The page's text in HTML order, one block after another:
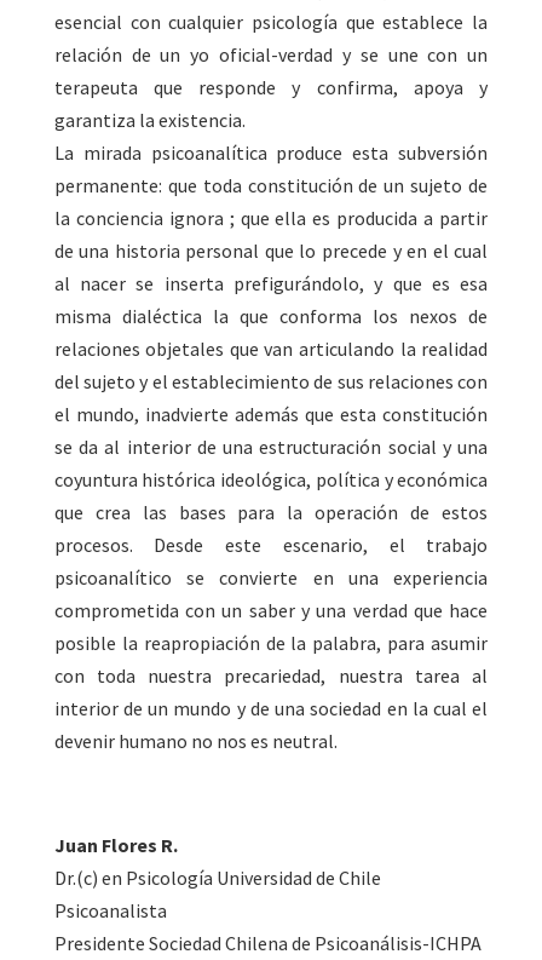
esencial con cualquier psicología que establece la
relación de un yo oficial-verdad y se une con un
terapeuta que responde y confirma, apoya y
garantiza la existencia.
La mirada psicoanalítica produce esta subversión
permanente: que toda constitución de un sujeto de
la conciencia ignora ; que ella es producida a partir
de una historia personal que lo precede y en el cual
al nacer se inserta prefigurándolo, y que es esa
misma dialéctica la que conforma los nexos de
relaciones objetales que van articulando la realidad
del sujeto y el establecimiento de sus relaciones con
el mundo, inadvierte además que esta constitución
se da al interior de una estructuración social y una
coyuntura histórica ideológica, política y económica
que crea las bases para la operación de estos
procesos. Desde este escenario, el trabajo
psicoanalítico se convierte en una experiencia
comprometida con un saber y una verdad que hace
posible la reapropiación de la palabra, para asumir
con toda nuestra precariedad, nuestra tarea al
interior de un mundo y de una sociedad en la cual el
devenir humano no nos es neutral.
Juan Flores R.
Dr.(c) en Psicología Universidad de Chile
Psicoanalista
Presidente Sociedad Chilena de Psicoanálisis-ICHPA